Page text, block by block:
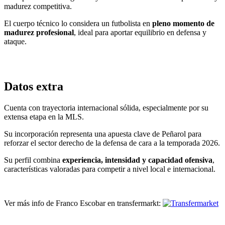
madurez competitiva.
El cuerpo técnico lo considera un futbolista en pleno momento de
madurez profesional, ideal para aportar equilibrio en defensa y
ataque.
Datos extra
Cuenta con trayectoria internacional sólida, especialmente por su
extensa etapa en la MLS.
Su incorporación representa una apuesta clave de Peñarol para
reforzar el sector derecho de la defensa de cara a la temporada 2026.
Su perfil combina experiencia, intensidad y capacidad ofensiva,
características valoradas para competir a nivel local e internacional.
Ver más info de Franco Escobar en transfermarkt: